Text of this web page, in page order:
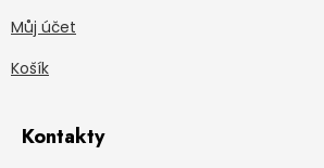
Můj účet
Košík
Kontakty